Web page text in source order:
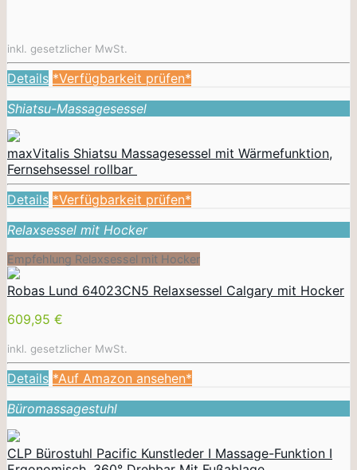
inkl. gesetzlicher MwSt.
Details *Verfügbarkeit prüfen*
Shiatsu-Massagesessel
maxVitalis Shiatsu Massagesessel mit Wärmefunktion,
Fernsehsessel rollbar
Details *Verfügbarkeit prüfen*
Relaxsessel mit Hocker
Empfehlung Relaxsessel mit Hocker
Robas Lund 64023CN5 Relaxsessel Calgary mit Hocker
609,95 €
inkl. gesetzlicher MwSt.
Details *Auf Amazon ansehen*
Büromassagestuhl
CLP Bürostuhl Pacific Kunstleder I Massage-Funktion I